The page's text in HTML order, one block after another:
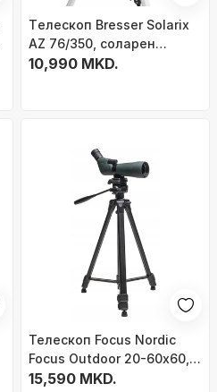
Tелескоп Bresser Solarix
AZ 76/350, соларен
филтер, со статив, црн
10,990 MKD.
Телескоп Focus Nordic
Focus Outdoor 20-60x60,
зголемување 20-60x,
15,590 MKD.